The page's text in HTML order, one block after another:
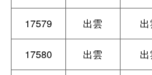
17579 出雲
17580 出雲